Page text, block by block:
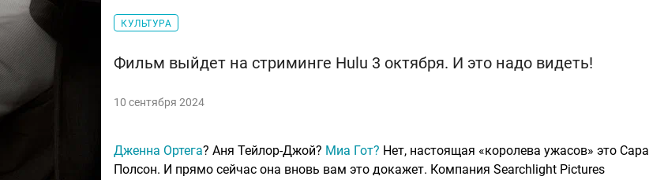
КУЛЬТУРА
Фильм выйдет на стриминге Hulu 3 октября. И это надо видеть!
10 сентября 2024
Дженна Ортега? Аня Тейлор-Джой? Миа Гот? Нет, настоящая «королева ужасов» это Сара
Полсон. И прямо сейчас она вновь вам это докажет. Компания Searchlight Pictures